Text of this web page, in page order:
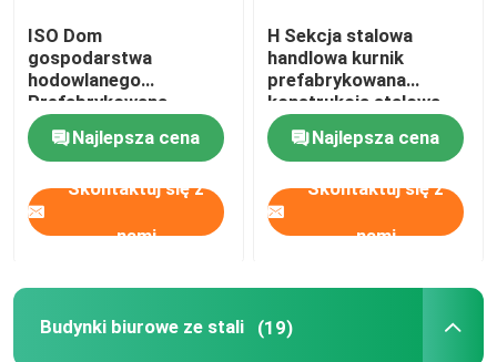
ISO Dom
gospodarstwa
hodowlanego
Prefabrykowana
konstrukcja stalowa
Dom gospodarstwa
drobiowego
Najlepsza cena
Skontaktuj się z
nami
H Sekcja stalowa
handlowa kurnik
prefabrykowana
konstrukcja stalowa
Najlepsza cena
Skontaktuj się z
nami
Budynki biurowe ze stali (19)